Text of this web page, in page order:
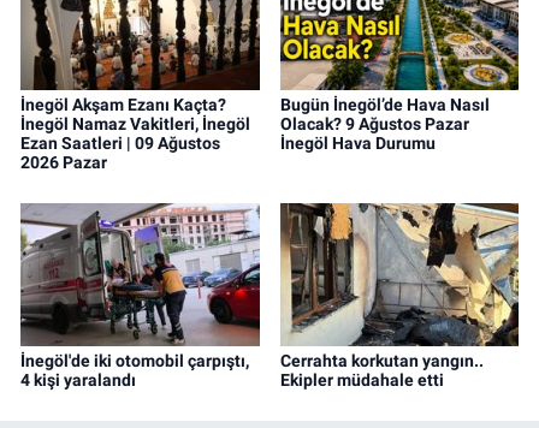
İnegöl Akşam Ezanı Kaçta?
İnegöl Namaz Vakitleri, İnegöl
Ezan Saatleri | 09 Ağustos
2026 Pazar
Bugün İnegöl’de Hava Nasıl
Olacak? 9 Ağustos Pazar
İnegöl Hava Durumu
İnegöl'de iki otomobil çarpıştı,
4 kişi yaralandı
Cerrahta korkutan yangın..
Ekipler müdahale etti